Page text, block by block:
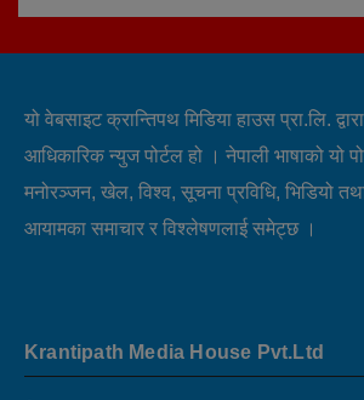
यो वेबसाइट क्रान्तिपथ मिडिया हाउस प्रा.लि.
आधिकारिक न्युज पोर्टल हो । नेपाली भाषाको यो
मनोरञ्जन, खेल, विश्व, सूचना प्रविधि, भिडियो
आयामका समाचार र विश्लेषणलाई समेट्छ ।
Krantipath Media House Pvt.Ltd